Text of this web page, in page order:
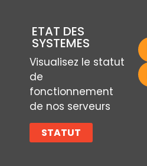
ETAT DES
SYSTEMES
Visualisez le statut
de
fonctionnement
de nos serveurs
STATUT